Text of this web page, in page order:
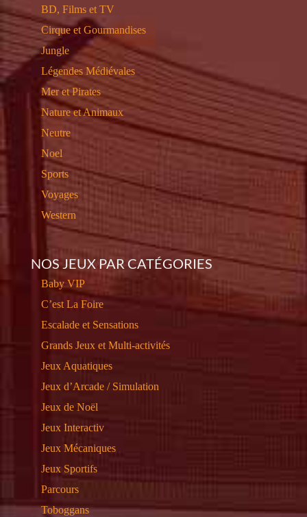
BD, Films et TV
Cirque et Gourmandises
Jungle
Légendes Médiévales
Mer et Pirates
Nature et Animaux
Neutre
Noel
Sports
Voyages
Western
NOS JEUX PAR CATÉGORIES
Baby VIP
C’est La Foire
Escalade et Sensations
Grands Jeux et Multi-activités
Jeux Aquatiques
Jeux d’Arcade / Simulation
Jeux de Noël
Jeux Interactiv
Jeux Mécaniques
Jeux Sportifs
Parcours
Toboggans